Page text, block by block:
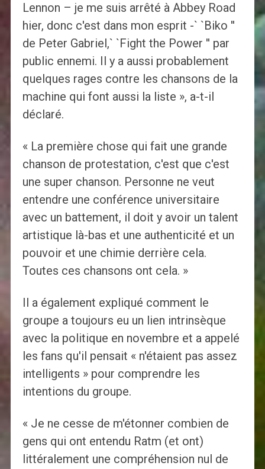
Lennon – je me suis arrêté à Abbey Road
hier, donc c'est dans mon esprit -` `Biko ''
de Peter Gabriel,` `Fight the Power '' par
public ennemi. Il y a aussi probablement
quelques rages contre les chansons de la
machine qui font aussi la liste », a-t-il
déclaré.
« La première chose qui fait une grande
chanson de protestation, c'est que c'est
une super chanson. Personne ne veut
entendre une conférence universitaire
avec un battement, il doit y avoir un talent
artistique là-bas et une authenticité et un
pouvoir et une chimie derrière cela.
Toutes ces chansons ont cela. »
Il a également expliqué comment le
groupe a toujours eu un lien intrinsèque
avec la politique en novembre et a appelé
les fans qu'il pensait « n'étaient pas assez
intelligents » pour comprendre les
intentions du groupe.
« Je ne cesse de m'étonner combien de
gens qui ont entendu Ratm (et ont)
littéralement une compréhension nul de